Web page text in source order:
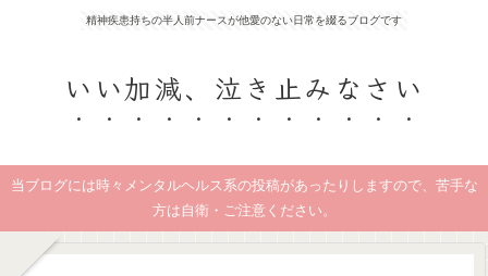
精神疾患持ちの半人前ナースが他愛のない日常を綴るブログです
いい加減、泣き止みなさい
当ブログには時々メンタルヘルス系の投稿があったりしますので、苦手な
方は自衛・ご注意ください。